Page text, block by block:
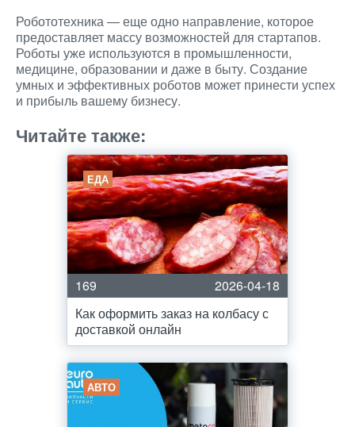
Робототехника — еще одно направление, которое
предоставляет массу возможностей для стартапов.
Роботы уже используются в промышленности,
медицине, образовании и даже в быту. Создание
умных и эффективных роботов может принести успех
и прибыль вашему бизнесу.
Читайте также:
ЕДА
169
2026-04-18
Как оформить заказ на колбасу с
доставкой онлайн
АВТО